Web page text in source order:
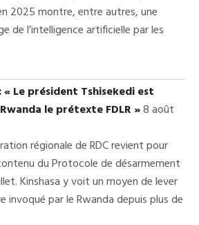
2025 montre, entre autres, une
de l’intelligence artificielle par les
Le président Tshisekedi est
le prétexte FDLR »8 août
régionale de RDC revient pour
du Protocole de désarmement
Kinshasa y voit un moyen de lever
invoqué par le Rwanda depuis plus de